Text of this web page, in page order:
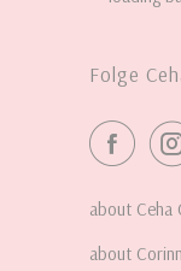
Folge
about Ceha
about